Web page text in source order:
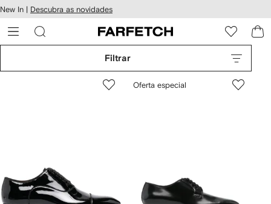
o
New In | Descubra as novidades
Filtrar
Oferta especial